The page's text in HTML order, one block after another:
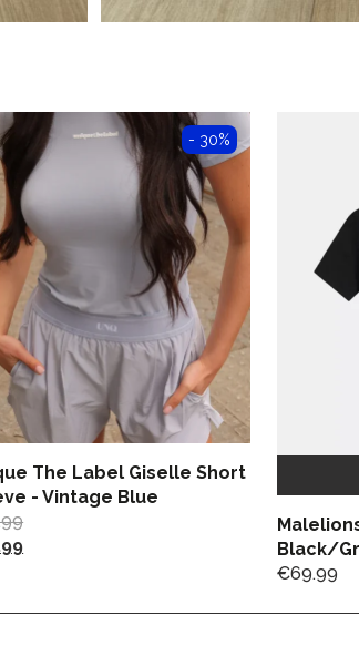
- 30%
The Label Giselle Short
- Vintage Blue
Black/
€69.99